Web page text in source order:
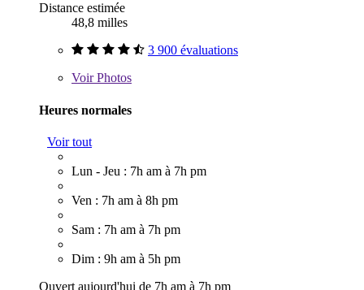
Distance estimée
48,8 milles
3 900 évaluations
VoirPhotos
Heures normales
Voir tout
Lun - Jeu : 7h am à 7h pm
Ven : 7h am à 8h pm
Sam : 7h am à 7h pm
Dim : 9h am à 5h pm
Ouvert aujourd'hui de 7h am à 7h pm